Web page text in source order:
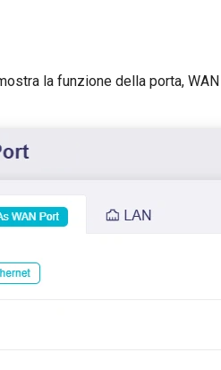
la funzione della porta,